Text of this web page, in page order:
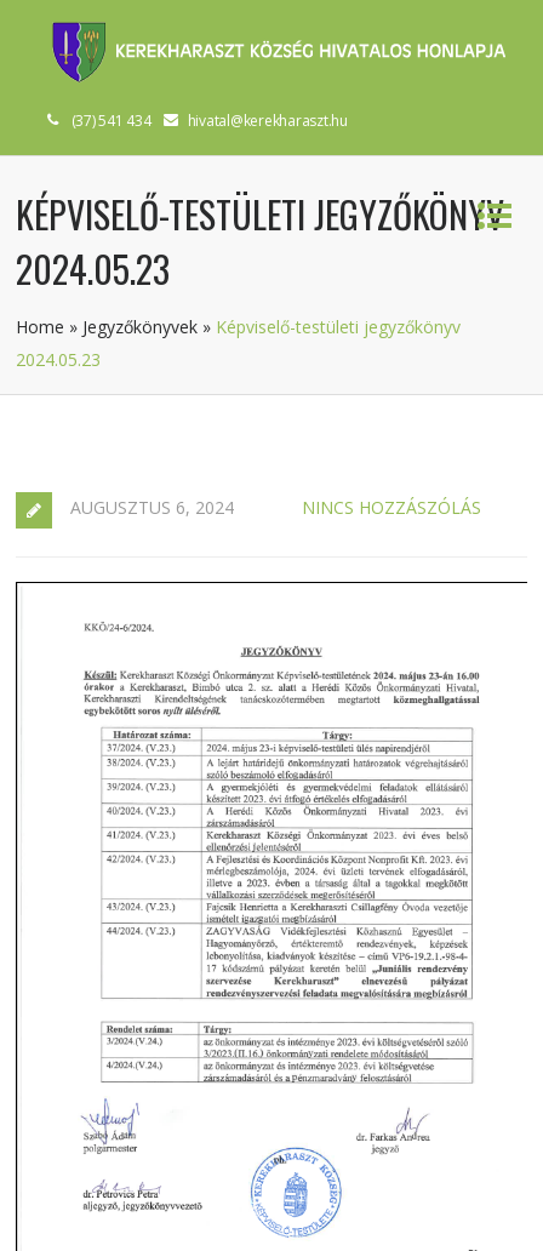
(37) 541 434 hivatal@kerekharaszt.hu
KÉPVISELŐ-TESTÜLETI JEGYZŐKÖNYV
2024.05.23
Home » Jegyzőkönyvek » Képviselő-testületi jegyzőkönyv
2024.05.23
AUGUSZTUS 6, 2024 NINCS HOZZÁSZÓLÁS